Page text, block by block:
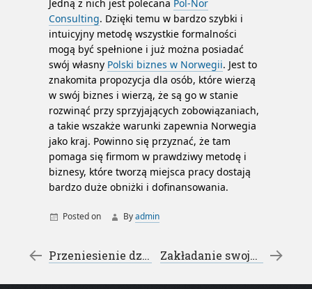
Jedną z nich jest polecana Pol-Nor
Consulting. Dzięki temu w bardzo szybki i
intuicyjny metodę wszystkie formalności
mogą być spełnione i już można posiadać
swój własny Polski biznes w Norwegii. Jest to
znakomita propozycja dla osób, które wierzą
w swój biznes i wierzą, że są go w stanie
rozwinąć przy sprzyjających zobowiązaniach,
a takie wszakże warunki zapewnia Norwegia
jako kraj. Powinno się przyznać, że tam
pomaga się firmom w prawdziwy metodę i
biznesy, które tworzą miejsca pracy dostają
bardzo duże obniżki i dofinansowania.
Posted on Byadmin
Post navigation
←
Przeniesienie działalności – Firma w Norwegii Zakładanie swojego biznesu – norweska faktura